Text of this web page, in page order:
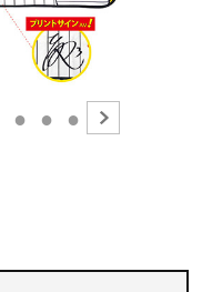
● ● ●